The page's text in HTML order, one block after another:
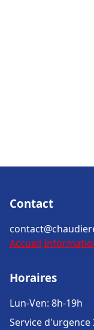
Contact
Accueil
Horaires
Lun-Ven: 8h-19h
Service d'urgence